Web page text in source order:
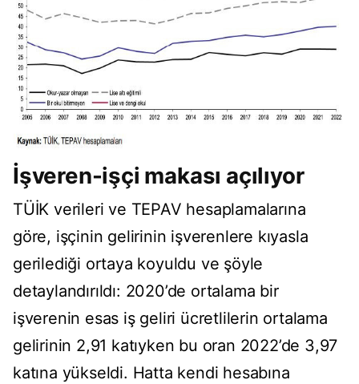
İşveren-işçi makası açılıyor
TÜİK verileri ve TEPAV hesaplamalarına
göre, işçinin gelirinin işverenlere kıyasla
gerilediği ortaya koyuldu ve şöyle
detaylandırıldı: 2020’de ortalama bir
işverenin esas iş geliri ücretlilerin ortalama
gelirinin 2,91 katıyken bu oran 2022’de 3,97
katına yükseldi. Hatta kendi hesabına